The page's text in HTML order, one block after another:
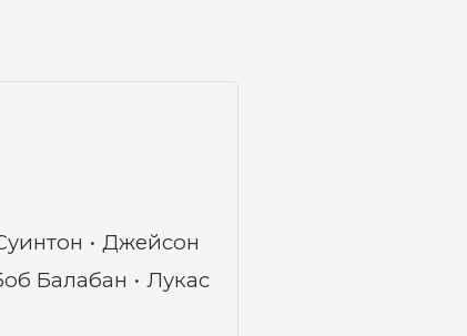
Джейсон
Балабан
Лукас